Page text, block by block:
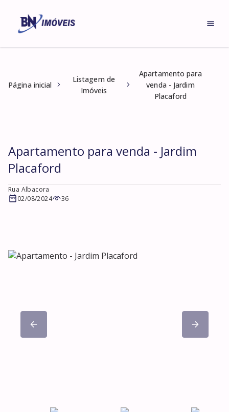
Página inicial
Listagem de
Imóveis
Apartamento para
venda - Jardim
Placaford
Apartamento para venda - Jardim
Placaford
Rua Albacora
02/08/2024
36